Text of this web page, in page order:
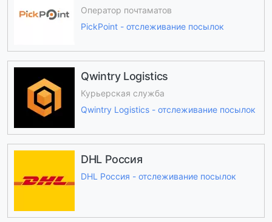
Оператор почтаматов
PickPoint - отслеживание посылок
Qwintry Logistics
Курьерская служба
Qwintry Logistics - отслеживание посылок
DHL Россия
DHL Россия - отслеживание посылок